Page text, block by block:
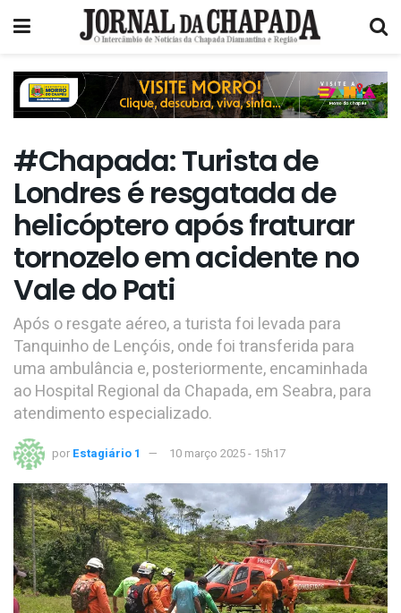
#Chapada: Turista de
Londres é resgatada de
helicóptero após fraturar
tornozelo em acidente no
Vale do Pati
Após o resgate aéreo, a turista foi levada para
Tanquinho de Lençóis, onde foi transferida para
uma ambulância e, posteriormente, encaminhada
ao Hospital Regional da Chapada, em Seabra, para
atendimento especializado.
por Estagiário 1 10 março 2025 - 15h17